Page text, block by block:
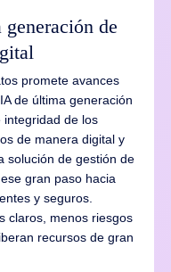
de
promete avances
de última generación
de los
de manera digital y
solución de gestión de
gran paso hacia
y seguros.
claros, menos riesgos
recursos de gran